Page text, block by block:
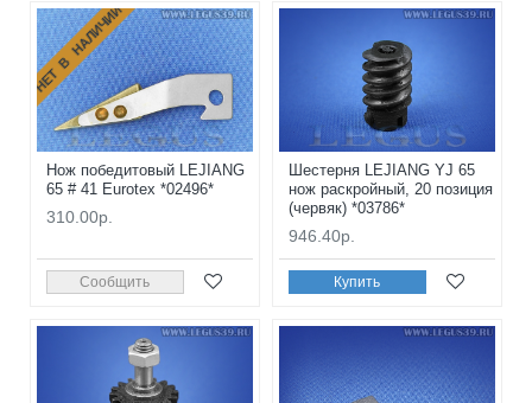
НЕТ В НАЛИЧИИ
Нож победитовый LEJIANG
65 # 41 Eurotex *02496*
310.00р.
Сообщить
Шестерня LEJIANG YJ 65
нож раскройный, 20 позиция
(червяк) *03786*
946.40р.
Купить